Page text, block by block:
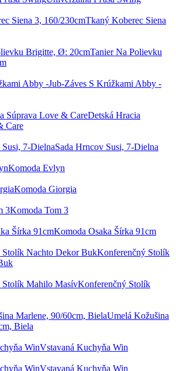
Tkaný Koberec Siena
Tanier Na Polievku
Záves S Krúžkami Abby -
Detská Hracia
Care
Sada Hrncov Susi, 7-Dielna
Komoda Evlyn
Komoda Giorgia
Komoda Tom 3
Komoda Osaka Šírka 91cm
Konferenčný Stolík
Konferenčný Stolík
Umelá Kožušina
Biela
Vstavaná Kuchyňa Win
Vstavaná Kuchyňa Win